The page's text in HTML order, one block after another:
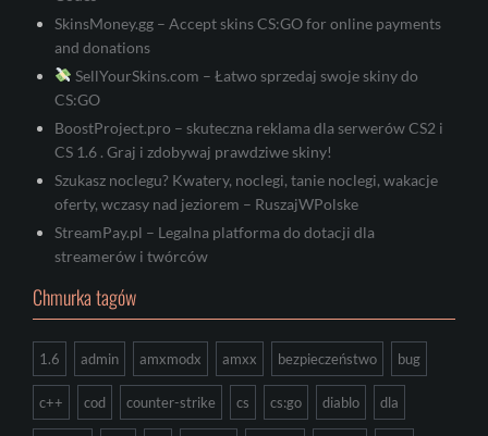
SkinsMoney.gg – Accept skins CS:GO for online payments
and donations
SellYourSkins.com – Łatwo sprzedaj swoje skiny do
CS:GO
BoostProject.pro – skuteczna reklama dla serwerów CS2 i
CS 1.6 . Graj i zdobywaj prawdziwe skiny!
Szukasz noclegu? Kwatery, noclegi, tanie noclegi, wakacje
oferty, wczasy nad jeziorem – RuszajWPolske
StreamPay.pl – Legalna platforma do dotacji dla
streamerów i twórców
Chmurka tagów
1.6 admin amxmodx amxx bezpieczeństwo bug
c++ cod counter-strike cs cs:go diablo dla